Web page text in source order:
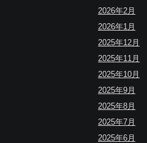
2026年2月
2026年1月
2025年12月
2025年11月
2025年10月
2025年9月
2025年8月
2025年7月
2025年6月